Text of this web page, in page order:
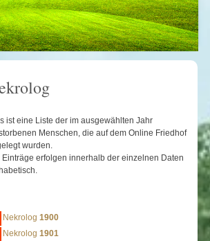
ist eine Liste der im ausgewählten Jahr
Menschen, die auf dem Online Friedhof
wurden.
Einträge erfolgen innerhalb der einzelnen Daten
Nekrolog 1900
Nekrolog 1901